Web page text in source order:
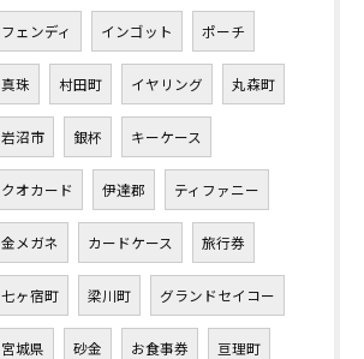
フェンディ インゴット ポーチ
真珠 村田町 イヤリング 丸森町
岩沼市 銀杯 キーケース
クオカード 伊達郡 ティファニー
金メガネ カードケース 旅行券
七ヶ宿町 梁川町 グランドセイコー
宮城県 砂金 お食事券 亘理町